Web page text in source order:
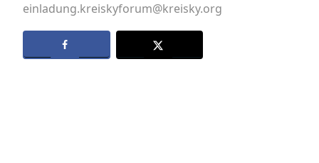
einladung.kreiskyforum@kreisky.org